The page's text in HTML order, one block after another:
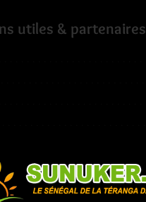
utiles & partenaires